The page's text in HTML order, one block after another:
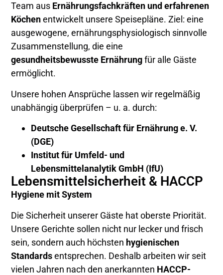
Team aus Ernährungsfachkräften und erfahrenen
Köchenentwickelt unsere Speisepläne. Ziel: eine
ausgewogene, ernährungsphysiologisch sinnvolle
Zusammenstellung, die eine
gesundheitsbewusste Ernährungfür alle Gäste
ermöglicht.
Unsere hohen Ansprüche lassen wir regelmäßig
unabhängig überprüfen – u. a. durch:
Deutsche Gesellschaft für Ernährung e. V.
(DGE)
Institut für Umfeld- und
Lebensmittelanalytik GmbH (IfU)
Lebensmittelsicherheit & HACCP
Hygiene mit System
Die Sicherheit unserer Gäste hat oberste Priorität.
Unsere Gerichte sollen nicht nur lecker und frisch
sein, sondern auch höchsten hygienischen
Standardsentsprechen. Deshalb arbeiten wir seit
vielen Jahren nach den anerkannten HACCP-